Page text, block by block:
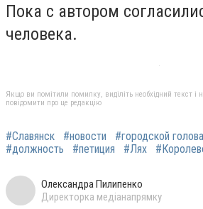
Пока с автором
человека.
Якщо ви помітили помилку, виділіть необхідний текст і
повідомити про це редакцію
#Славянск #новости #городской голова
#должность
#петиция #Лях
Олександра Пилипенко
Директорка медіанапрямку